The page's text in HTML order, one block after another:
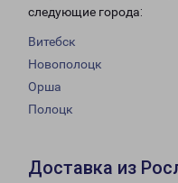
следующие города:
Витебск
Новополоцк
Орша
Полоцк
Доставка из